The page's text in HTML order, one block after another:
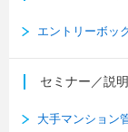
エントリーボッ
セミナー／説
大手マンション